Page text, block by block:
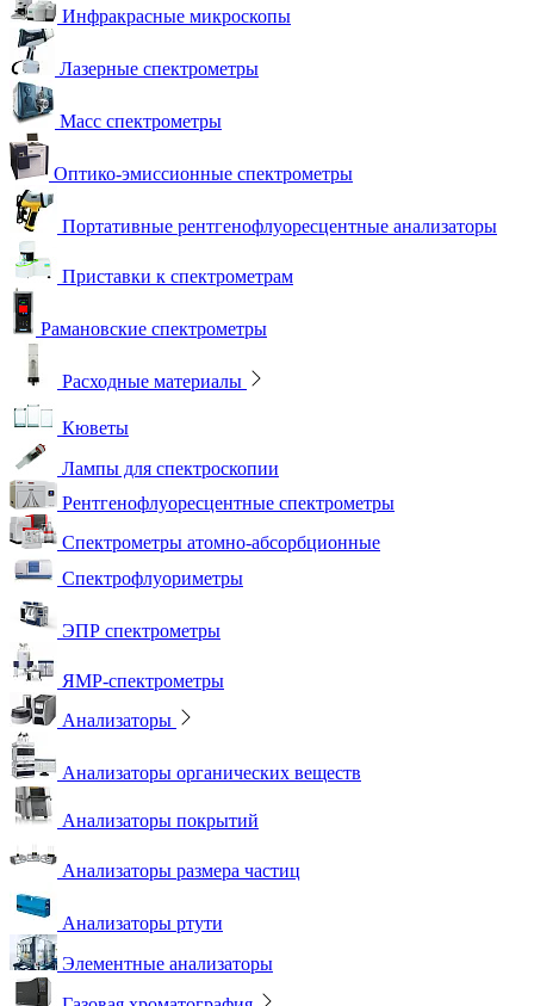
Инфракрасные микроскопы
Лазерные спектрометры
Масс спектрометры
Оптико-эмиссионные спектрометры
Портативные рентгенофлуоресцентные анализаторы
Приставки к спектрометрам
Рамановские спектрометры
Расходные материалы
Кюветы
Лампы для спектроскопии
Рентгенофлуоресцентные спектрометры
Спектрометры атомно-абсорбционные
Спектрофлуориметры
ЭПР спектрометры
ЯМР-спектрометры
Анализаторы
Анализаторы органических веществ
Анализаторы покрытий
Анализаторы размера частиц
Анализаторы ртути
Элементные анализаторы